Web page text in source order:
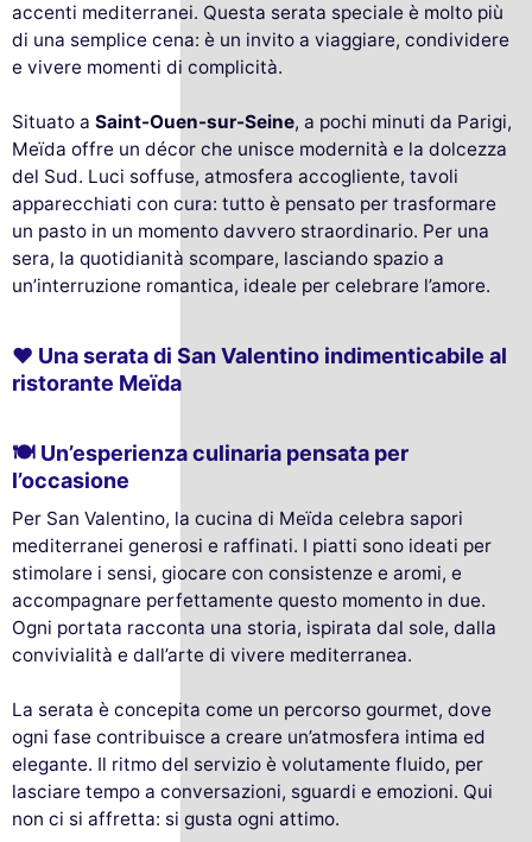
accenti mediterranei. Questa serata speciale è molto più
di una semplice cena: è un invito a viaggiare, condividere
e vivere momenti di complicità.
Situato a Saint-Ouen-sur-Seine, a pochi minuti da Parigi,
Meïda offre un décor che unisce modernità e la dolcezza
del Sud. Luci soffuse, atmosfera accogliente, tavoli
apparecchiati con cura: tutto è pensato per trasformare
un pasto in un momento davvero straordinario. Per una
sera, la quotidianità scompare, lasciando spazio a
un’interruzione romantica, ideale per celebrare l’amore.
❤️ Una serata di San Valentino indimenticabile al
ristorante Meïda
🍽️ Un’esperienza culinaria pensata per
l’occasione
Per San Valentino, la cucina di Meïda celebra sapori
mediterranei generosi e raffinati. I piatti sono ideati per
stimolare i sensi, giocare con consistenze e aromi, e
accompagnare perfettamente questo momento in due.
Ogni portata racconta una storia, ispirata dal sole, dalla
convivialità e dall’arte di vivere mediterranea.
La serata è concepita come un percorso gourmet, dove
ogni fase contribuisce a creare un’atmosfera intima ed
elegante. Il ritmo del servizio è volutamente fluido, per
lasciare tempo a conversazioni, sguardi e emozioni. Qui
non ci si affretta: si gusta ogni attimo.